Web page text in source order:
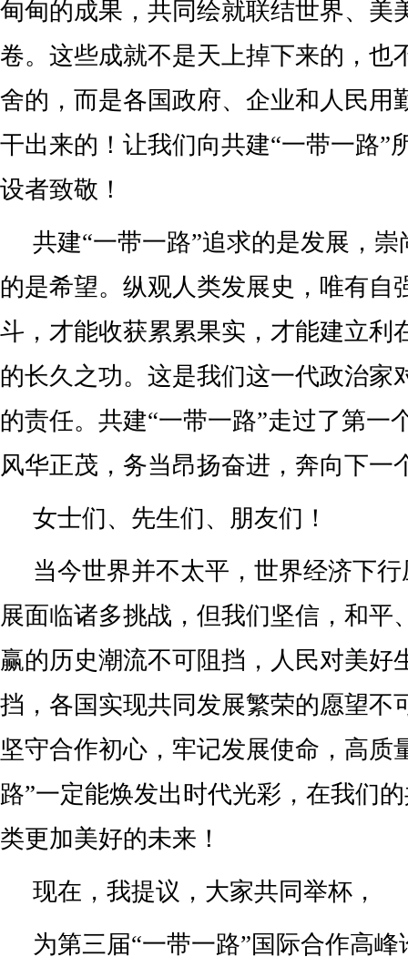
甸甸的成果，共同绘就联结世界、美
卷。这些成就不是天上掉下来的，也
舍的，而是各国政府、企业和人民用
干出来的！让我们向共建“一带一路”
设者致敬！
共建“一带一路”追求的是发展，
的是希望。纵观人类发展史，唯有自
斗，才能收获累累果实，才能建立利
的长久之功。这是我们这一代政治家
的责任。共建“一带一路”走过了第一
风华正茂，务当昂扬奋进，奔向下一
女士们、先生们、朋友们！
当今世界并不太平，世界经济下
展面临诸多挑战，但我们坚信，和平
赢的历史潮流不可阻挡，人民对美好
挡，各国实现共同发展繁荣的愿望不
坚守合作初心，牢记发展使命，高质
路”一定能焕发出时代光彩，在我们
类更加美好的未来！
现在，我提议，大家共同举杯，
为第三届“一带一路”国际合作高